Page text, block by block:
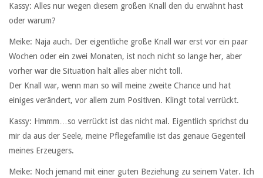
Kassy: Alles nur wegen diesem großen Knall den du erwähnt hast
oder warum?
Meike: Naja auch. Der eigentliche große Knall war erst vor ein paar
Wochen oder ein zwei Monaten, ist noch nicht so lange her, aber
vorher war die Situation halt alles aber nicht toll.
Der Knall war, wenn man so will meine zweite Chance und hat
einiges verändert, vor allem zum Positiven. Klingt total verrückt.
Kassy: Hmmm…so verrückt ist das nicht mal. Eigentlich sprichst du
mir da aus der Seele, meine Pflegefamilie ist das genaue Gegenteil
meines Erzeugers.
Meike: Noch jemand mit einer guten Beziehung zu seinem Vater. Ich